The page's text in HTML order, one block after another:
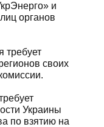
и
органов
требует
своих
Украины
по взятию на